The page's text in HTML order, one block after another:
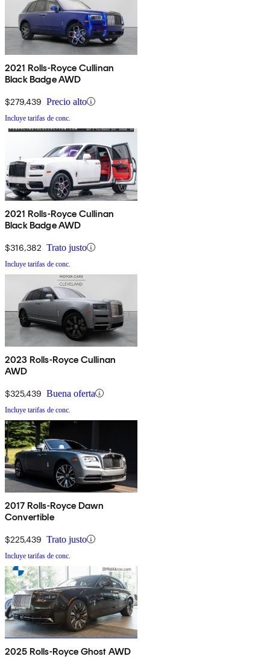
2021 Rolls-Royce Cullinan
Black Badge AWD
$279,439 Precio alto
Incluye tarifas de conc.
2021 Rolls-Royce Cullinan
Black Badge AWD
$316,382 Trato justo
Incluye tarifas de conc.
2023 Rolls-Royce Cullinan
AWD
$325,439 Buena oferta
Incluye tarifas de conc.
2017 Rolls-Royce Dawn
Convertible
$225,439 Trato justo
Incluye tarifas de conc.
2025 Rolls-Royce Ghost AWD